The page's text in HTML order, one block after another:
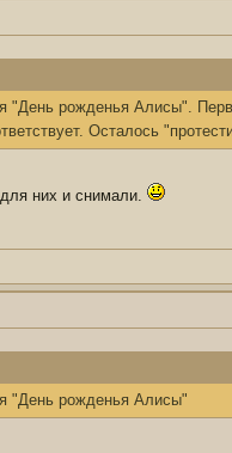
"День рожденья Алисы".
Осталось
для них и снимали.
"День рожденья Алисы"